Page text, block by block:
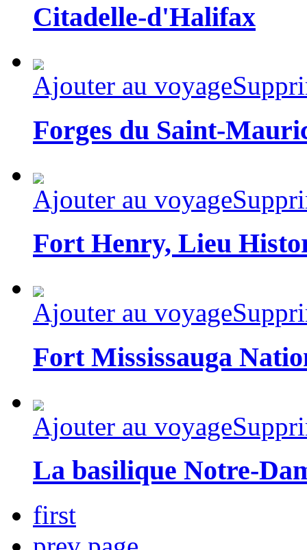
Citadelle-d'Halifax
Ajouter au voyage
Forges du Saint-
Ajouter au voyage
Fort Henry, Lieu
Ajouter au voyage
Fort Mississauga
Ajouter au voyage
La basilique Notre-
first